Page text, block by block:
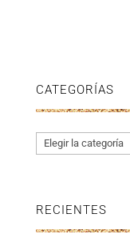
CATEGORÍAS
Categorías
RECIENTES